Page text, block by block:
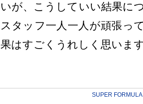
いが、こうしていい結果に
スタッフ一人一人が頑張っ
果はすごくうれしく思いま
SUPER FORMULA